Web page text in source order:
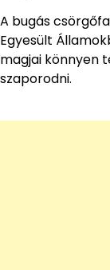
A bugás
Egyesült
magjai könnyen
szaporodni.